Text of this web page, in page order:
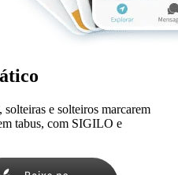
solteiras e solteiros marcarem
tabus, com SIGILO e